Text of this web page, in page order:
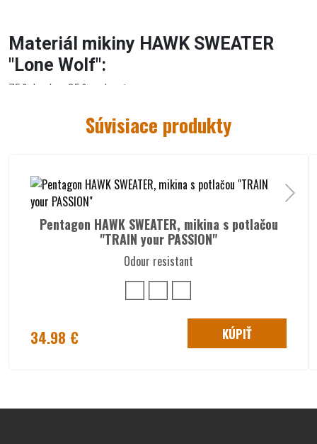
Materiál mikiny HAWK SWEATER
"Lone Wolf":
75 % bavlna, 25 % polyester
Špecifikácie mikiny s potlačou
elastický priekrčník v tvare písmena "O"
kvalitná potlač na prednej strane
elastické manžety na rukávoch a na spodku mikiny
Pentagon HAWK SWEATER
hruď
rukáv
Súvisiace produkty
Pentagon HAWK SWEATER, mikina s potlačou
"TRAIN your PASSION"
Odour resistant
34.98 € KÚPIŤ